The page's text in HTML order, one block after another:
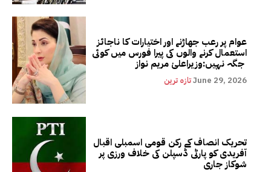
عوام پر رعب جھاڑنے اور اختیارات کا ناجائز
استعمال کرنے والوں کی پیرا فورس میں کوئی
تازہ ترینJune 29, 2026
تحریک انصاف کے رکن قومی اسمبلی اقبال
آفریدی کو پارٹی ڈسپلن کی خلاف ورزی پر
شوکاز جاری